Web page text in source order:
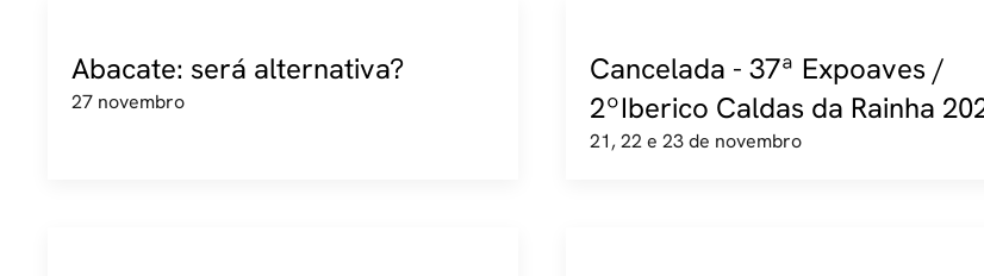
Abacate: será alternativa?
27 novembro
Cancelada - 37ª Expoaves /
2ºIberico Caldas da Rainha
21, 22 e 23 de novembro